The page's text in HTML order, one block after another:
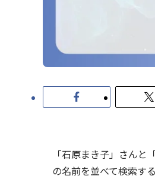
「石原まき子」さん
の名前を並べて検索す